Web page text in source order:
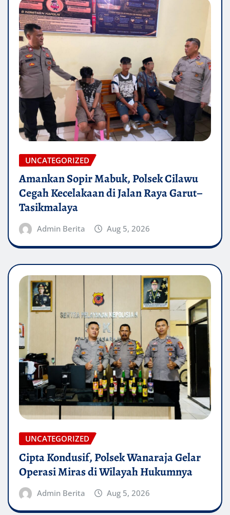
UNCATEGORIZED
Amankan Sopir Mabuk, Polsek Cilawu
Cegah Kecelakaan di Jalan Raya Garut–
Tasikmalaya
Admin Berita Aug 5, 2026
UNCATEGORIZED
Cipta Kondusif, Polsek Wanaraja Gelar
Operasi Miras di Wilayah Hukumnya
Admin Berita Aug 5, 2026